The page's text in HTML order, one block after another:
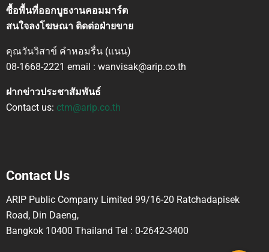
ซื้อพื้นที่ออกบูธงานคอมมาร์ต
สนใจลงโฆษณา ติดต่อฝ่ายขาย
คุณวันวิสาข์ คำหอมรื่น (แนน)
08-1668-2221 email : wanvisak@arip.co.th
ฝากข่าวประชาสัมพันธ์
Contact us: ctm@arip.co.th
Contact Us
ARIP Public Company Limited 99/16-20 Ratchadapisek
Road, Din Daeng,
Bangkok 10400 Thailand Tel : 0-2642-3400